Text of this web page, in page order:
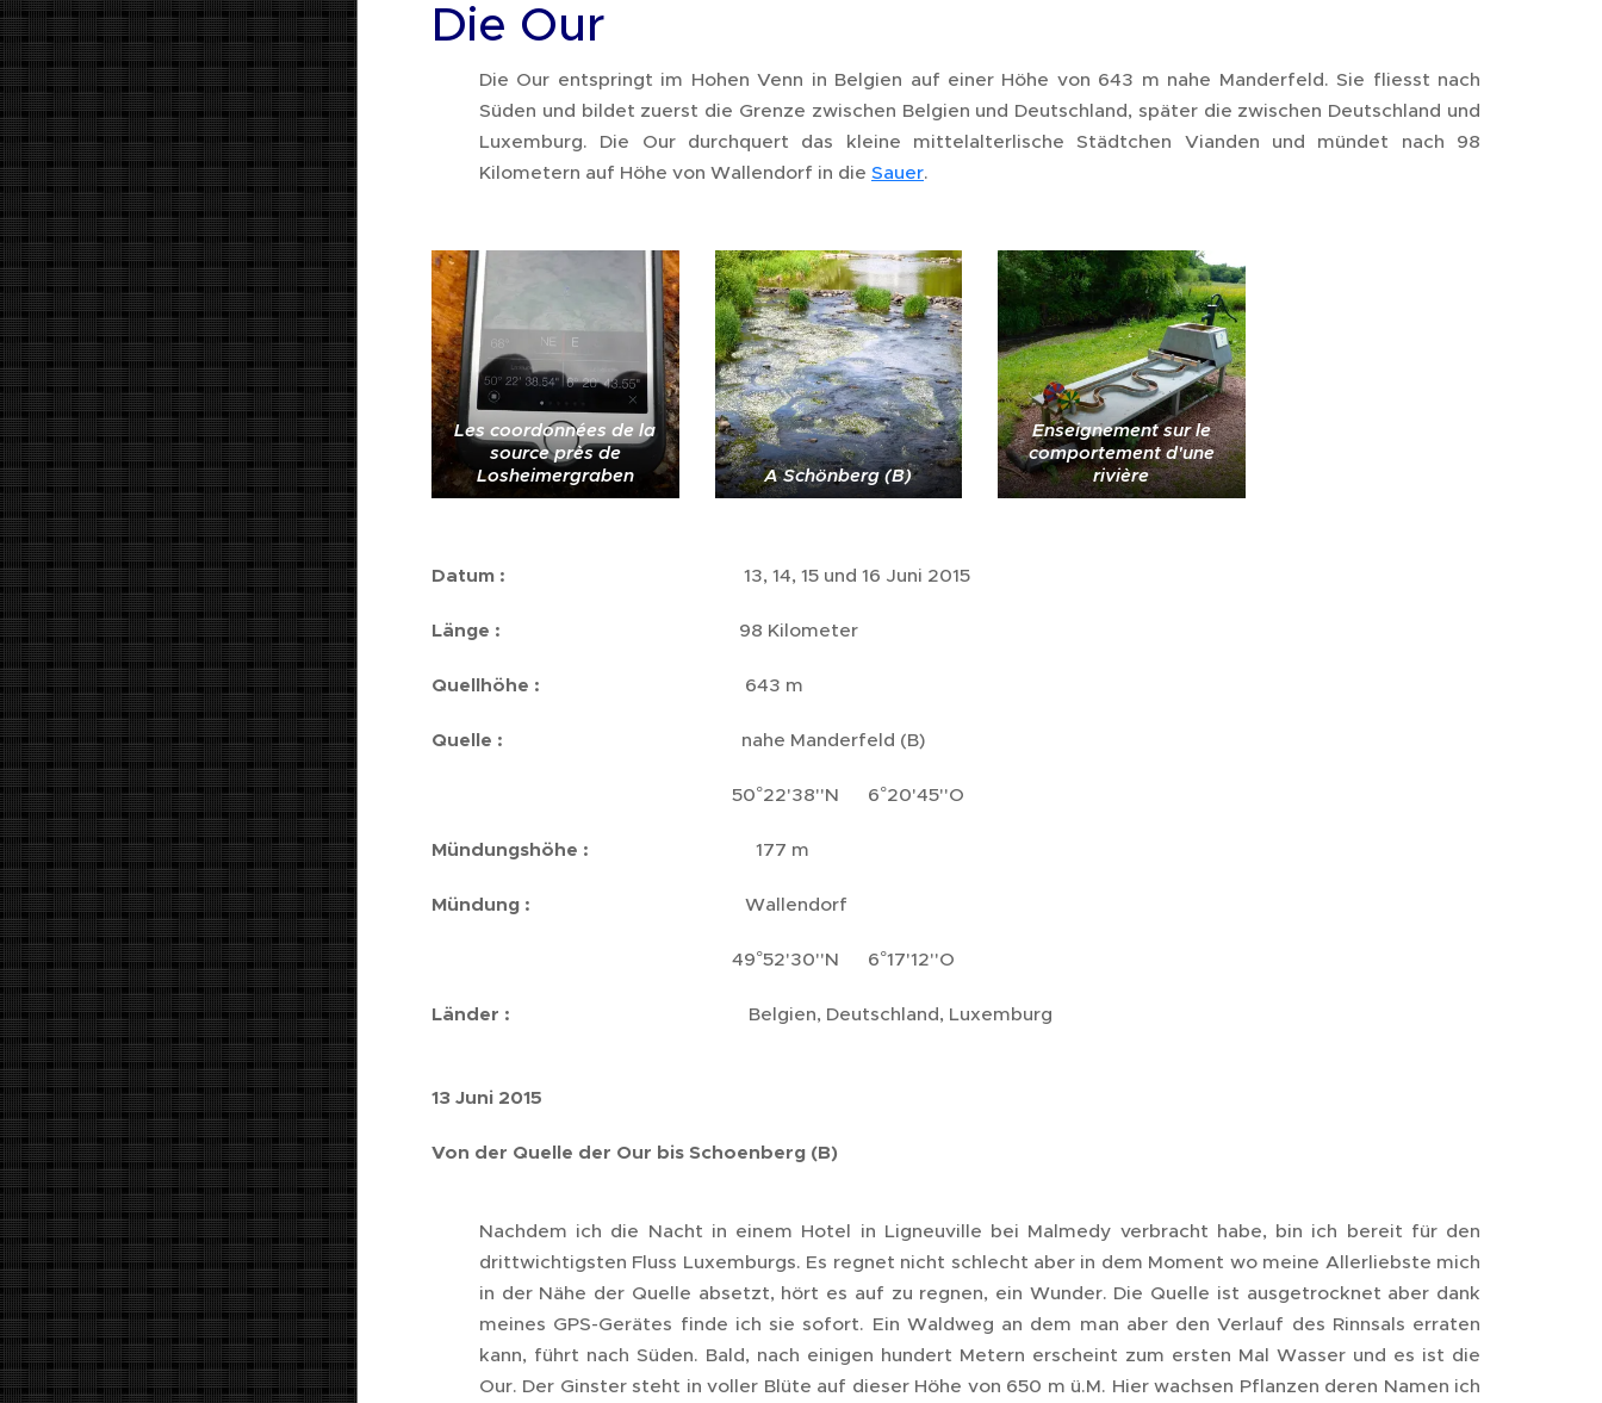
Die Our
Die Our entspringt im Hohen Venn in Belgien auf einer Höhe von 643 m nahe Manderfeld. Sie fliesst nach
Süden und bildet zuerst die Grenze zwischen Belgien und Deutschland, später die zwischen Deutschland und
Luxemburg. Die Our durchquert das kleine mittelalterlische Städtchen Vianden und mündet nach 98
Kilometern auf Höhe von Wallendorf in die Sauer.
Les coordonnées de la
source près de
Losheimergraben
A Schönberg (B)
Enseignement sur le
comportement d'une
rivière
Datum : 13, 14, 15 und 16 Juni 2015
Länge : 98 Kilometer
Quellhöhe : 643 m
Quelle : nahe Manderfeld (B)
50°22'38''N 6°20'45''O
Mündungshöhe : 177 m
Mündung : Wallendorf
49°52'30''N 6°17'12''O
Länder : Belgien, Deutschland, Luxemburg
13 Juni 2015
Von der Quelle der Our bis Schoenberg (B)
Nachdem ich die Nacht in einem Hotel in Ligneuville bei Malmedy verbracht habe, bin ich bereit für den
drittwichtigsten Fluss Luxemburgs. Es regnet nicht schlecht aber in dem Moment wo meine Allerliebste mich
in der Nähe der Quelle absetzt, hört es auf zu regnen, ein Wunder. Die Quelle ist ausgetrocknet aber dank
meines GPS-Gerätes finde ich sie sofort. Ein Waldweg an dem man aber den Verlauf des Rinnsals erraten
kann, führt nach Süden. Bald, nach einigen hundert Metern erscheint zum ersten Mal Wasser und es ist die
Our. Der Ginster steht in voller Blüte auf dieser Höhe von 650 m ü.M. Hier wachsen Pflanzen deren Namen ich